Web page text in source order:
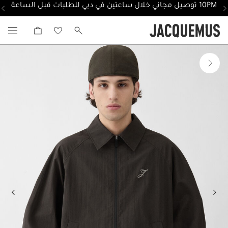
10PM توصيل مجاني خلال ساعتين في دبي للطلبات قبل الساعة